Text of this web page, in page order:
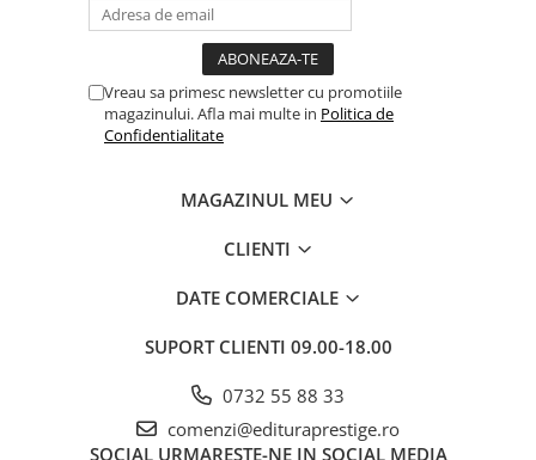
Parapsihologie
Audiobook
ReConnect
Vreau sa primesc newsletter cu promotiile
magazinului. Afla mai multe in Politica de
Confidentialitate
MAGAZINUL MEU
CLIENTI
DATE COMERCIALE
SUPORT CLIENTI 09.00-18.00
0732 55 88 33
comenzi@edituraprestige.ro
SOCIAL URMARESTE-NE IN SOCIAL MEDIA